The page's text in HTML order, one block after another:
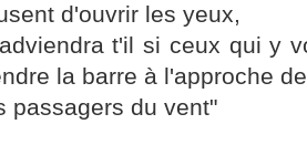
d'ouvrir les yeux,
t'il si ceux qui y
la barre à l'approche
passagers du vent"